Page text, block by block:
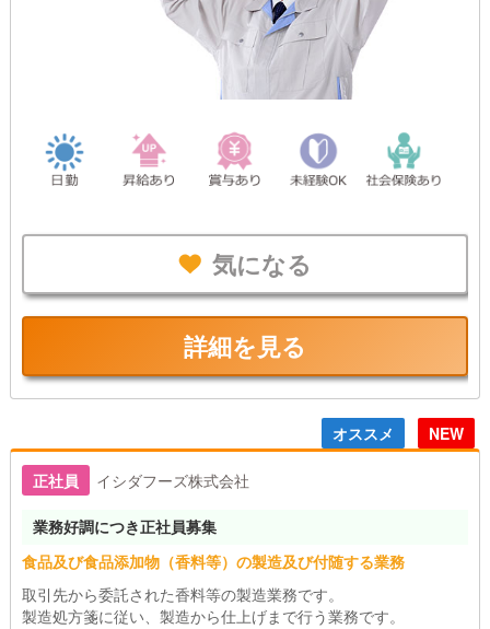
気になる
詳細を見る
正社員 イシダフーズ株式会社
オススメ NEW
業務好調につき正社員募集
食品及び食品添加物（香料等）の製造及び付随する業務
取引先から委託された香料等の製造業務です。
製造処方箋に従い、製造から仕上げまで行う業務です。